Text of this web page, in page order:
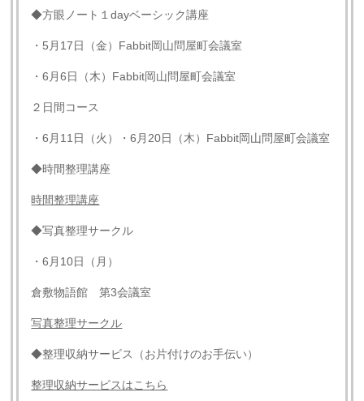
◆方眼ノート１dayベーシック講座
・5月17日（金）Fabbit岡山問屋町会議室
・6月6日（木）Fabbit岡山問屋町会議室
２日間コース
・6月11日（火）・6月20日（木）Fabbit岡山問屋町会議室
◆時間整理講座
時間整理講座
◆写真整理サークル
・6月10日（月）
倉敷物語館 第3会議室
写真整理サークル
◆整理収納サービス（お片付けのお手伝い）
整理収納サービスはこちら